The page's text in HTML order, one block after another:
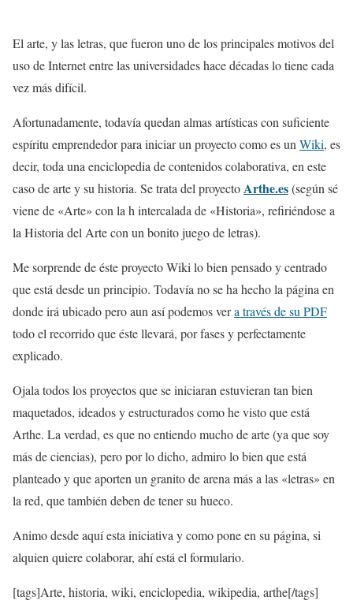
El arte, y las letras, que fueron uno de los principales motivos del
uso de Internet entre las universidades hace décadas lo tiene cada
vez más difícil.
Afortunadamente, todavía quedan almas artísticas con suficiente
espíritu emprendedor para iniciar un proyecto como es unWiki, es
decir, toda una enciclopedia de contenidos colaborativa, en este
caso de arte y su historia. Se trata del proyectoArthe.es(según sé
viene de «Arte» con la h intercalada de «Historia», refiriéndose a
la Historia del Arte con un bonito juego de letras).
Me sorprende de éste proyecto Wiki lo bien pensado y centrado
que está desde un principio. Todavía no se ha hecho la página en
donde irá ubicado pero aun así podemos vera través de su PDF
todo el recorrido que éste llevará, por fases y perfectamente
explicado.
Ojala todos los proyectos que se iniciaran estuvieran tan bien
maquetados, ideados y estructurados como he visto que está
Arthe. La verdad, es que no entiendo mucho de arte (ya que soy
más de ciencias), pero por lo dicho, admiro lo bien que está
planteado y que aporten un granito de arena más a las «letras» en
la red, que también deben de tener su hueco.
Animo desde aquí esta iniciativa y como pone en su página, si
alquien quiere colaborar, ahí está el formulario.
[tags]Arte, historia, wiki, enciclopedia, wikipedia, arthe[/tags]